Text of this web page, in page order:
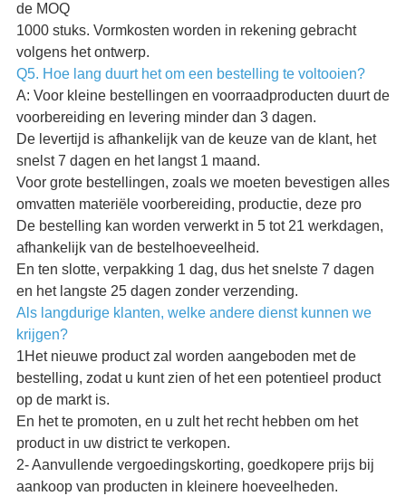
de MOQ
1000 stuks. Vormkosten worden in rekening gebracht
volgens het ontwerp.
Q5. Hoe lang duurt het om een bestelling te voltooien?
A: Voor kleine bestellingen en voorraadproducten duurt de
voorbereiding en levering minder dan 3 dagen.
De levertijd is afhankelijk van de keuze van de klant, het
snelst 7 dagen en het langst 1 maand.
Voor grote bestellingen, zoals we moeten bevestigen alles
omvatten materiële voorbereiding, productie, deze pro
De bestelling kan worden verwerkt in 5 tot 21 werkdagen,
afhankelijk van de bestelhoeveelheid.
En ten slotte, verpakking 1 dag, dus het snelste 7 dagen
en het langste 25 dagen zonder verzending.
Als langdurige klanten, welke andere dienst kunnen we
krijgen?
1Het nieuwe product zal worden aangeboden met de
bestelling, zodat u kunt zien of het een potentieel product
op de markt is.
En het te promoten, en u zult het recht hebben om het
product in uw district te verkopen.
2- Aanvullende vergoedingskorting, goedkopere prijs bij
aankoop van producten in kleinere hoeveelheden.